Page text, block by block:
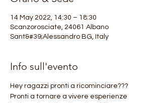
14 May 2022, 14:30 – 18:30
Scanzorosciate, 24061 Albano
Sant&#39;Alessandro BG, Italy
Info sull'evento
Hey ragazzi pronti a ricominciare???
Pronti a tornare a vivere esperienze